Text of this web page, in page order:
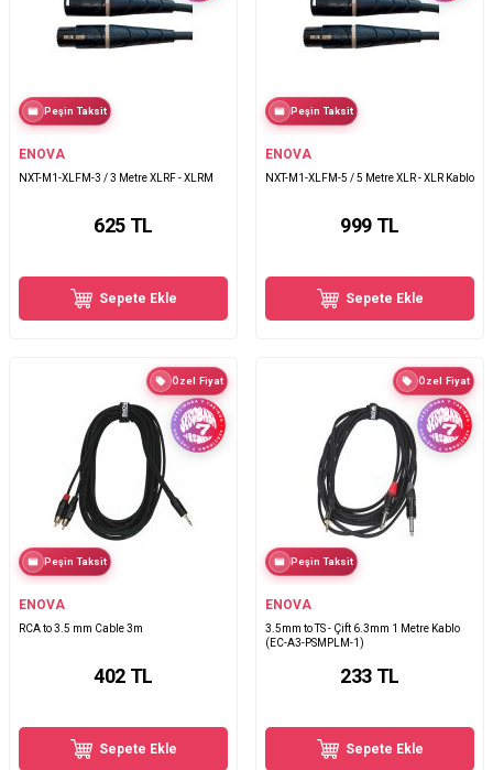
Peşin Taksit
ENOVA
NXT-M1-XLFM-3 / 3 Metre XLRF - XLRM
625 TL
Sepete Ekle
Peşin Taksit
ENOVA
NXT-M1-XLFM-5 / 5 Metre XLR - XLR Kablo
999 TL
Sepete Ekle
Özel Fiyat
Peşin Taksit
ENOVA
RCA to 3.5 mm Cable 3m
402 TL
Sepete Ekle
Özel Fiyat
Peşin Taksit
ENOVA
3.5mm to TS - Çift 6.3mm 1 Metre Kablo
(EC-A3-PSMPLM-1)
233 TL
Sepete Ekle